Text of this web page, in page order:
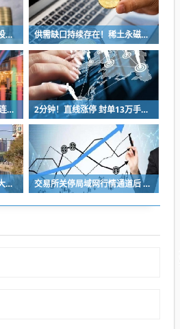
不惧本土监管！韩国散户转投美国高倍杠杆ETF 分析师：更大风险酝酿中 供需缺口持续存在！稀土永磁表现强势 2026高增长个股来了
65万手巨单封板！昔日牛股连续2日跌停！发生了什么？ 2分钟！直线涨停 封单13万手！6G赛道集体拉升
多重因素催化！贵金属概念大涨 高盛重申坚定看多 交易所关停局域网行情通道后 市场最关注这六个变化带来的影响